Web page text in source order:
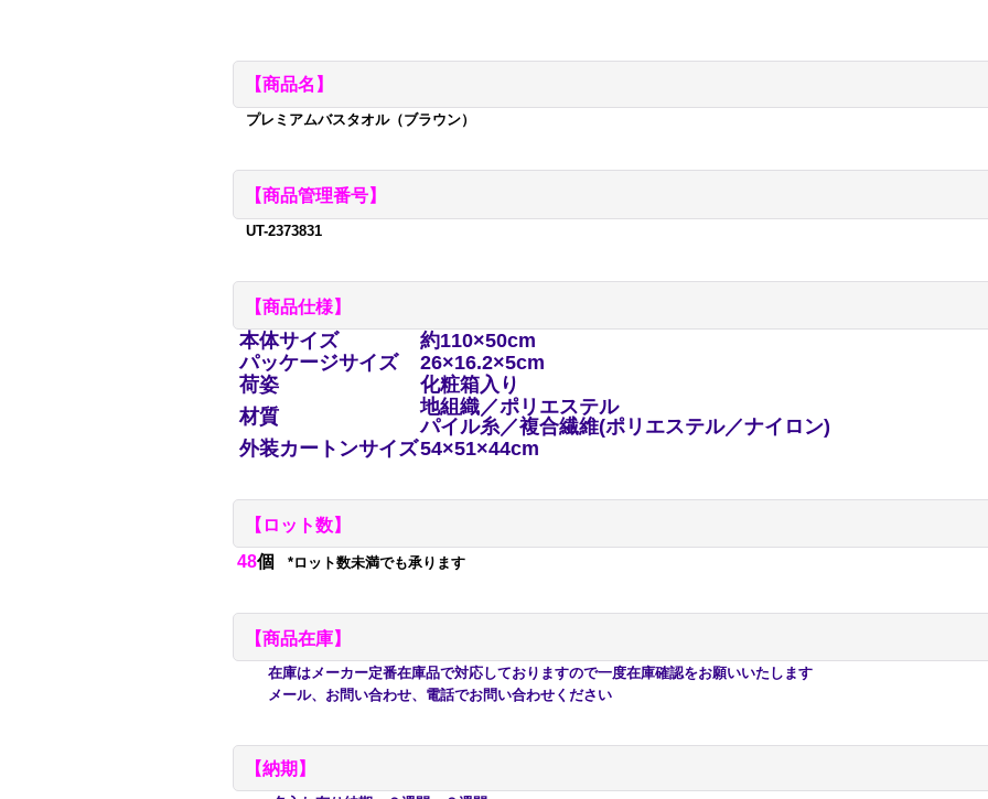
【商品名】
プレミアムバスタオル（ブラウン）
【商品管理番号】
UT-2373831
【商品仕様】
本体サイズ
約110×50cm
パッケージサイズ
26×16.2×5cm
荷姿
化粧箱入り
材質
地組織／ポリエステル
パイル糸／複合繊維(ポリエステル／ナイロン)
外装カートンサイズ54×51×44cm
【ロット数】
48個 *ロット数未満でも承ります
【商品在庫】
在庫はメーカー定番在庫品で対応しておりますので一度在庫確認をお願いいたします
メール、お問い合わせ、電話でお問い合わせください
【納期】